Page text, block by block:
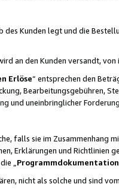
Kunden legt und die
an den Kunden versandt,
Erlöse“ entsprechen den
Bearbeitungsgebühren,
und uneinbringlicher
falls sie im Zusammenhang
Erklärungen und
„ Programmdokumentation
nicht als solche und sind